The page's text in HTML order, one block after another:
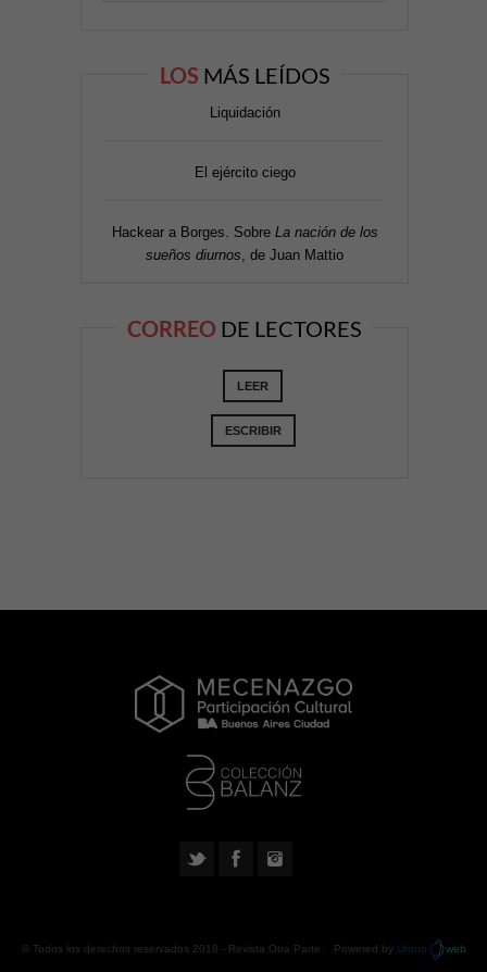
LOS MÁS LEÍDOS
Liquidación
El ejército ciego
Hackear a Borges. Sobre La nación de los
sueños diurnos , de Juan Mattio
CORREO DE LECTORES
LEER
ESCRIBIR
© Todos los derechos reservados 2018 - Revista Otra Parte . Powered by Urano web